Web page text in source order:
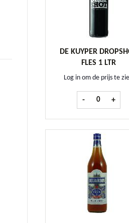
DE KUYPER
FLES 1 LTR
Log in om de prijs te
- De Kuyper
+